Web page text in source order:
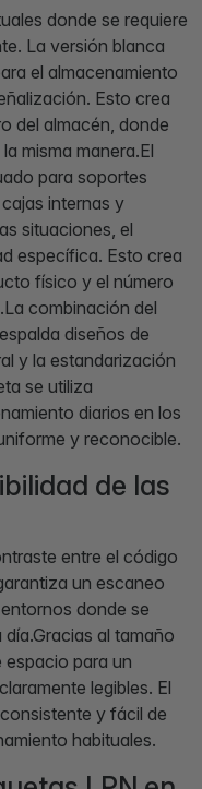
donde se requiere
La versión blanca
el almacenamiento
Esto crea
del almacén, donde
misma manera.El
para soportes
internas y
situaciones, el
específica. Esto crea
físico y el número
combinación del
diseños de
y la estandarización
se utiliza
diarios en los
y reconocible.
de las
entre el código
un escaneo
donde se
al tamaño
espacio para un
legibles. El
y fácil de
habituales.